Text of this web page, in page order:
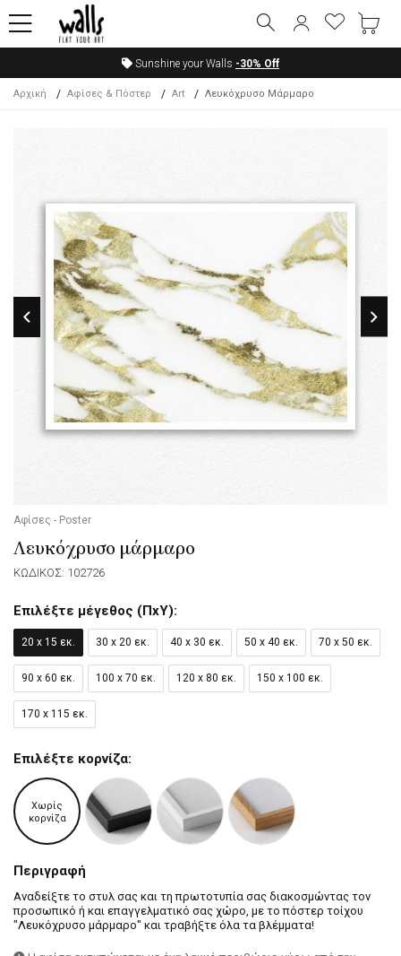
Sunshine your Walls -30% Off
Αρχική Αφίσες & Πόστερ Art Λευκόχρυσο Μάρμαρο
Αφίσες - Poster
Λευκόχρυσο μάρμαρο
ΚΩΔΙΚΟΣ: 102726
Επιλέξτε μέγεθος (ΠxΥ):
20 x 15 εκ. 30 x 20 εκ. 40 x 30 εκ. 50 x 40 εκ. 70 x 50 εκ.
90 x 60 εκ. 100 x 70 εκ. 120 x 80 εκ. 150 x 100 εκ.
170 x 115 εκ.
Επιλέξτε κορνίζα:
Χωρίς
κορνίζα
Περιγραφή
Αναδείξτε το στυλ σας και τη πρωτοτυπία σας διακοσμώντας τον
προσωπικό ή και επαγγελματικό σας χώρο, με το πόστερ τοίχου
"Λευκόχρυσο μάρμαρο" και τραβήξτε όλα τα βλέμματα!